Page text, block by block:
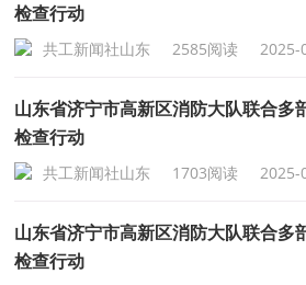
检查行动
共工新闻社山东 2585阅读 2025-
山东省济宁市高新区消防大队联合多
检查行动
共工新闻社山东 1703阅读 2025-
山东省济宁市高新区消防大队联合多
检查行动